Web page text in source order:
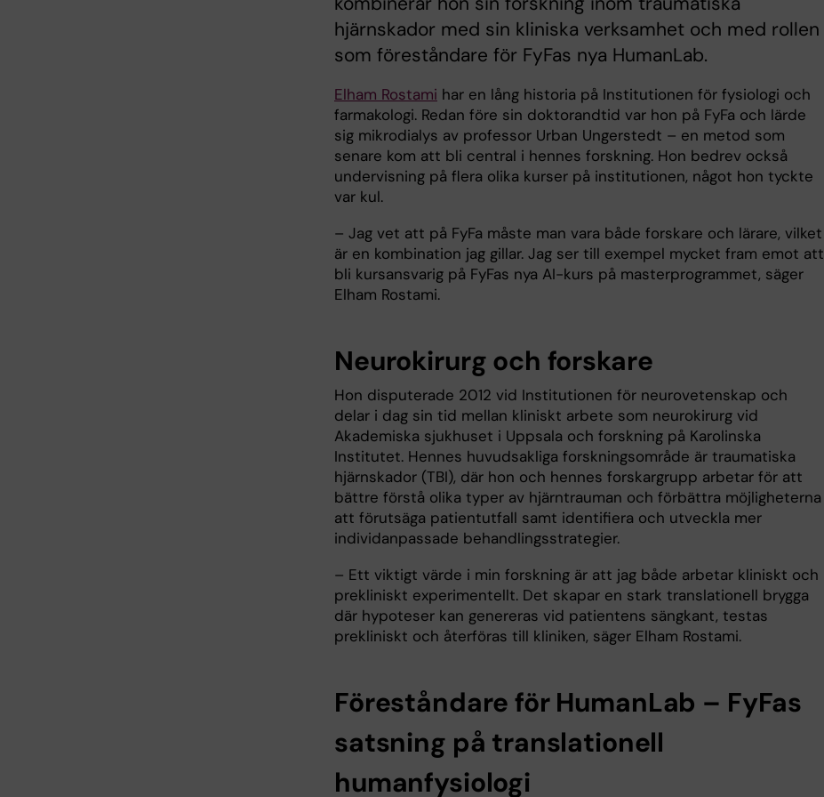
hjärnskador med sin kliniska verksamhet och med rollen
som föreståndare för FyFas nya HumanLab.
Elham Rostami har en lång historia på Institutionen för fysiologi och
farmakologi. Redan före sin doktorandtid var hon på FyFa och lärde
sig mikrodialys av professor Urban Ungerstedt – en metod som
senare kom att bli central i hennes forskning. Hon bedrev också
undervisning på flera olika kurser på institutionen, något hon tyckte
var kul.
– Jag vet att på FyFa måste man vara både forskare och lärare, vilket
är en kombination jag gillar. Jag ser till exempel mycket fram emot att
bli kursansvarig på FyFas nya AI-kurs på masterprogrammet, säger
Elham Rostami.
Neurokirurg och forskare
Hon disputerade 2012 vid Institutionen för neurovetenskap och
delar i dag sin tid mellan kliniskt arbete som neurokirurg vid
Akademiska sjukhuset i Uppsala och forskning på Karolinska
Institutet. Hennes huvudsakliga forskningsområde är traumatiska
hjärnskador (TBI), där hon och hennes forskargrupp arbetar för att
bättre förstå olika typer av hjärntrauman och förbättra möjligheterna
att förutsäga patientutfall samt identifiera och utveckla mer
individanpassade behandlingsstrategier.
– Ett viktigt värde i min forskning är att jag både arbetar kliniskt och
prekliniskt experimentellt. Det skapar en stark translationell brygga
där hypoteser kan genereras vid patientens sängkant, testas
prekliniskt och återföras till kliniken, säger Elham Rostami.
Föreståndare för HumanLab – FyFas
satsning på translationell
humanfysiologi